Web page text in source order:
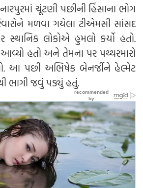
ચૂંટણી પછીની હિંસાના ભોગ
મળવા ગયેલા ટીએમસી સાંસદ
લોકોએ હુમલો કર્યો હતો.
આવ્યો હતો અને તેમના પર પથ્થરમારો
આ પછી અભિષેક બેનર્જીને હેલ્મેટ
ભાગી જવું પડ્યું હતું.